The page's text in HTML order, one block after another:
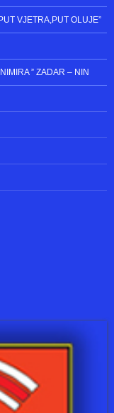
VJETRA,PUT OLUJE”
” ZADAR – NIN